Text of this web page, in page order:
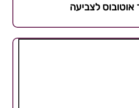
אוטובוס לצביעה